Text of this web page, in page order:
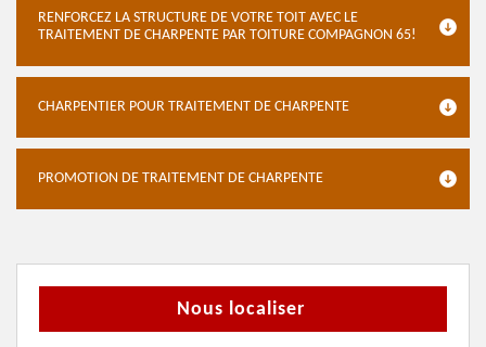
RENFORCEZ LA STRUCTURE DE VOTRE TOIT AVEC LE
TRAITEMENT DE CHARPENTE PAR TOITURE COMPAGNON 65!
CHARPENTIER POUR TRAITEMENT DE CHARPENTE
PROMOTION DE TRAITEMENT DE CHARPENTE
Nous localiser